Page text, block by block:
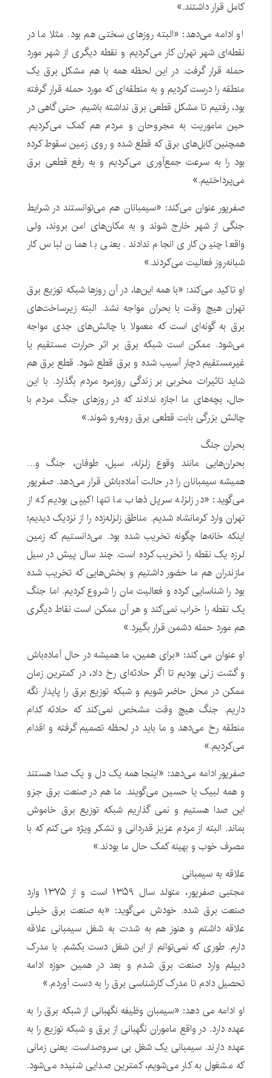
کامل قرار داشتند.»
او ادامه می‌دهد: «البته روزهای سختی هم بود. مثلا ما در
نقطه‌ای شهر تهران کار می‌کردیم و نقطه دیگری از شهر مورد
حمله قرار گرفت. در این لحظه همه با هم مشکل برق یک
منطقه را درست کردیم و به منطقه‌ای که مورد حمله قرار گرفته
بود، رفتیم تا مشکل قطعی برق نداشته باشیم. حتی گاهی در
حین ماموریت به مجروحان و مردم هم کمک می‌کردیم.
همچنین کابل‌های برق که قطع شده و روی زمین سقوط کرده
بود را به سرعت جمع‌آوری می‌کردیم و به رفع قطعی برق
می‌پرداختیم.»
صفرپور عنوان می‌کند: «سیمبانان هم می‌توانستند در شرایط
جنگی از شهر خارج شوند و به مکان‌های امن بروند، ولی
واقعا چنین کاری انجام ندادند. یعنی با همان لباس کار
شبانه‌روز فعالیت می‌کردند.»
او تاکید می‌کند: «با همه این‌ها، در آن روزها شبکه توزیع برق
تهران هیچ وقت با بحران مواجه نشد. البته زیرساخت‌های
برق به گونه‌ای است که معمولا با چالش‌های جدی مواجه
می‌شود. ممکن است شبکه برق بر اثر حرارت مستقیم یا
غیرمستقیم دچار آسیب شده و برق قطع شود. قطع برق هم
شاید تاثیرات مخربی بر زندگی روزمره مردم بگذارد. با این
حال، بچه‌های ما اجازه ندادند که در روزهای جنگ مردم با
چالش بزرگی بابت قطعی برق روبه‌رو شوند.»‌
بحران جنگ
بحران‌هایی مانند وقوع زلزله، سیل، طوفان، جنگ و…
همیشه سیمبانان را در حالت آماده‌باش قرار می‌دهد. صفرپور
می‌گوید: «در زلزله سرپل ذهاب ما تنها اکیپی بودیم که از
تهران وارد کرمانشاه شدیم. مناطق زلزله‌زده را از نزدیک دیدیم؛
اینکه خانه‌ها چگونه تخریب شده بود. می‌دانستیم که زمین
لرزه یک نقطه را تخریب کرده است. چند سال پیش در سیل
مازندران هم ما حضور داشتیم و بخش‌هایی که تخریب شده
بود را شناسایی کرده و فعالیت مان را شروع کردیم. اما جنگ
یک نقطه را خراب نمی‌کند و هر آن ممکن است نقاط دیگری
هم مورد حمله دشمن قرار بگیرد.»
او عنوان می کند: «برای همین، ما همیشه در حال آماده‌باش
و گشت زنی بودیم تا اگر حادثه‌ای رخ داد، در کمترین زمان
ممکن در محل حاضر شویم و شبکه توزیع برق را پایدار نگه
داریم. جنگ هیچ وقت مشخص نمی‌کند که حادثه کدام
منطقه رخ می‌دهد و ما باید در لحظه تصمیم گرفته و اقدام
می‌کردیم.»‌
صفرپور ادامه می‌دهد: «اینجا همه یک دل و یک صدا هستند
و همه لبیک یا حسین می‌گویند. ما هم در صنعت برق جزو
این صدا هستیم و نمی گذاریم شبکه توزیع برق خاموش
بماند. البته از مردم عزیز قدردانی و تشکر ویژه می کنم که با
مصرف خوب و بهینه کمک حال ما بودند.»
علاقه به سیمبانی
مجتبی صفرپور، متولد سال ۱۳۵۹ است و از ۱۳۷۵ وارد
صنعت برق شده. خودش می‌گوید: «به صنعت برق خیلی
علاقه داشتم و هنوز هم به شدت به شغل سیمبانی علاقه
دارم. طوری که نمی‌توانم از این شغل دست بکشم. با مدرک
دیپلم وارد صنعت برق شدم و بعد در همین حوزه ادامه
تحصیل دادم تا مدرک کارشناسی برق را به دست آوردم.»
او ادامه می دهد: «سیمبان وظیفه نگهبانی از شبکه برق را به
عهده دارد. در واقع ماموران نگهبانی از برق و شبکه توزیع را به
عهده دارند. سیمبانی یک شغل بی سروصداست. یعنی زمانی
که مشغول به کار می‌شویم، کمترین صدایی شنیده می‌شود.